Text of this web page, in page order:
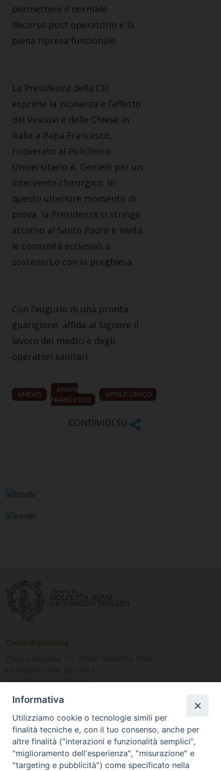
permettere il normale
decorso post operatorio e la
piena ripresa funzionale.
La Presidenza della CEI
esprime la vicinanza e l’affetto
dei Vescovi e delle Chiese in
Italia a Papa Francesco,
ricoverato al Policlinico
Universitario A. Gemelli per un
intervento chirurgico. In
questo ulteriore momento di
prova, la Presidenza si stringe
attorno al Santo Padre e invita
le comunità ecclesiali a
sostenerLo con la preghiera.
Con l’augurio di una pronta
guarigione, affida al Signore il
lavoro dei medici e degli
operatori sanitari.
NEWS
PAPA
FRANCESCO
POLICLINICO
CONDIVIDI SU
www.diocesimolfetta.it –
diocesimolfetta@pec.chiesacattolica.it
Ufficio Comunicazioni sociali
Piazza Giovene 4 – 70056 Molfetta (BA)
comunicazionisociali@diocesimolfetta.it
Informativa
Utilizziamo cookie o tecnologie simili per
finalità tecniche e, con il tuo consenso, anche per
altre finalità ("interazioni e funzionalità semplici",
"miglioramento dell'esperienza", "misurazione" e
"targeting e pubblicità") come specificato nella